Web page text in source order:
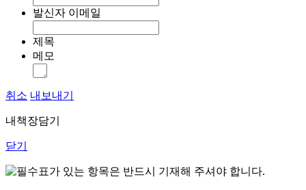
발신자 이메일
제목
메모
취소 내보내기
내책장담기
닫기
표가 있는 항목은 반드시 기재해 주셔야 합니다.